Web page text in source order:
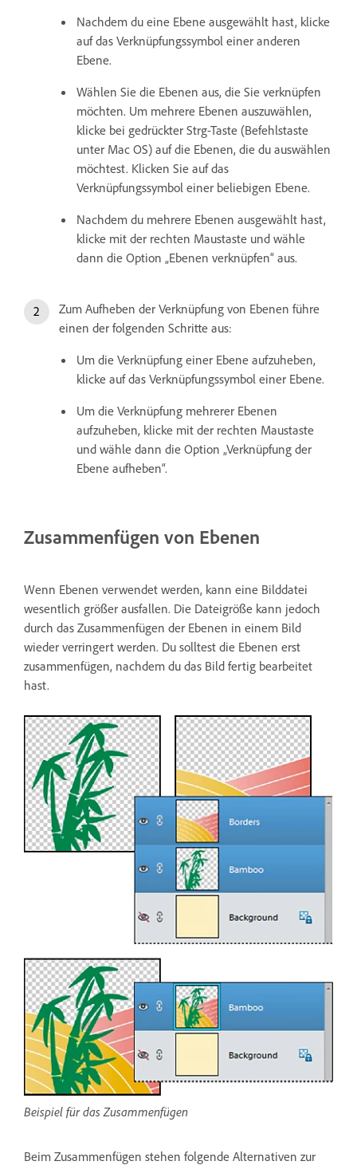
Nachdem du eine Ebene ausgewählt hast, klicke
auf das Verknüpfungssymbol einer anderen
Ebene.
Wählen Sie die Ebenen aus, die Sie verknüpfen
möchten. Um mehrere Ebenen auszuwählen,
klicke bei gedrückter Strg-Taste (Befehlstaste
unter Mac OS) auf die Ebenen, die du auswählen
möchtest. Klicken Sie auf das
Verknüpfungssymbol einer beliebigen Ebene.
Nachdem du mehrere Ebenen ausgewählt hast,
klicke mit der rechten Maustaste und wähle
dann die Option „Ebenen verknüpfen“ aus.
Zum Aufheben der Verknüpfung von Ebenen führe
einen der folgenden Schritte aus:
Um die Verknüpfung einer Ebene aufzuheben,
klicke auf das Verknüpfungssymbol einer Ebene.
Um die Verknüpfung mehrerer Ebenen
aufzuheben, klicke mit der rechten Maustaste
und wähle dann die Option „Verknüpfung der
Ebene aufheben“.
Zusammenfügen von Ebenen
Wenn Ebenen verwendet werden, kann eine Bilddatei
wesentlich größer ausfallen. Die Dateigröße kann jedoch
durch das Zusammenfügen der Ebenen in einem Bild
wieder verringert werden. Du solltest die Ebenen erst
zusammenfügen, nachdem du das Bild fertig bearbeitet
hast.
Beispiel für das Zusammenfügen
Beim Zusammenfügen stehen folgende Alternativen zur